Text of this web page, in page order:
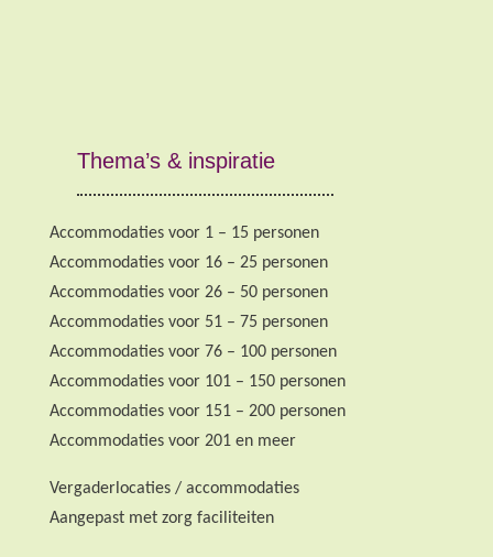
Thema’s & inspiratie
Accommodaties voor 1 – 15 personen
Accommodaties voor 16 – 25 personen
Accommodaties voor 26 – 50 personen
Accommodaties voor 51 – 75 personen
Accommodaties voor 76 – 100 personen
Accommodaties voor 101 – 150 personen
Accommodaties voor 151 – 200 personen
Accommodaties voor 201 en meer
Vergaderlocaties / accommodaties
Aangepast met zorg faciliteiten